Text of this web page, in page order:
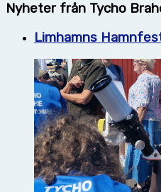
Nyheter från Tycho
Limhamns